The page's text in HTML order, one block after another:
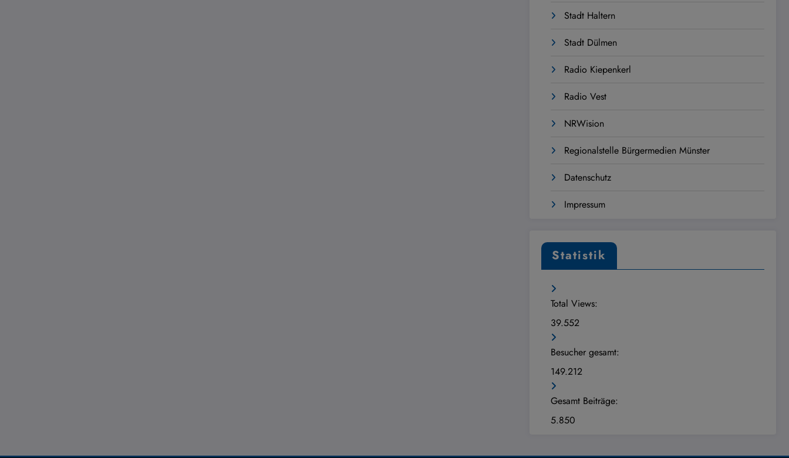
Stadt Haltern
Stadt Dülmen
Radio Kiepenkerl
Radio Vest
NRWision
Regionalstelle Bürgermedien Münster
Datenschutz
Impressum
Statistik
Total Views:
39.552
Besucher gesamt:
149.212
Gesamt Beiträge:
5.850